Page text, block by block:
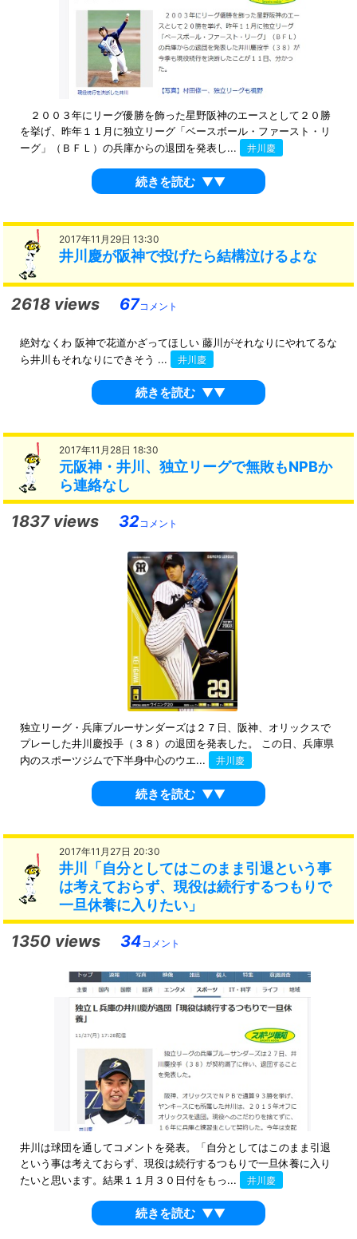
２００３年にリーグ優勝を飾った星野阪神のエースとして２０勝
を挙げ、昨年１１月に独立リーグ「ベースボール・ファースト・リ
ーグ」（ＢＦＬ）の兵庫からの退団を発表し...
井川慶
続きを読む ▼▼
2017年11月29日 13:30
井川慶が阪神で投げたら結構泣けるよな
2618 views 67コメント
絶対なくわ 阪神で花道かざってほしい 藤川がそれなりにやれてるな
ら井川もそれなりにできそう ...
井川慶
続きを読む ▼▼
2017年11月28日 18:30
元阪神・井川、独立リーグで無敗もNPBか
ら連絡なし
1837 views 32コメント
独立リーグ・兵庫ブルーサンダーズは２７日、阪神、オリックスで
プレーした井川慶投手（３８）の退団を発表した。 この日、兵庫県
内のスポーツジムで下半身中心のウエ...
井川慶
続きを読む ▼▼
2017年11月27日 20:30
井川「自分としてはこのまま引退という事
は考えておらず、現役は続行するつもりで
一旦休養に入りたい」
1350 views 34 コメント
井川は球団を通してコメントを発表。「自分としてはこのまま引退
という事は考えておらず、現役は続行するつもりで一旦休養に入り
たいと思います。結果１１月３０日付をもっ...
井川慶
続きを読む ▼▼